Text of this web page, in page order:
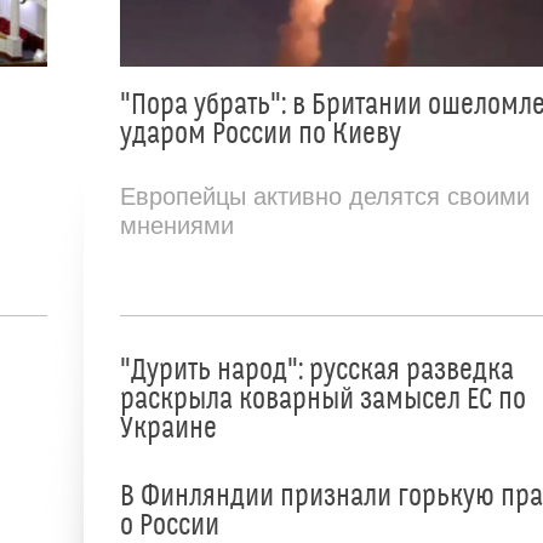
"Пора убрать": в Британии
ударом России по Киеву
Европейцы активно делятся своими
мнениями
"Дурить народ": русская разведка
раскрыла коварный замысел ЕС по
Украине
В Финляндии признали горькую
о России